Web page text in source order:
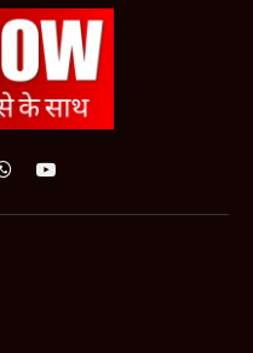
WhatsApp
YouTube